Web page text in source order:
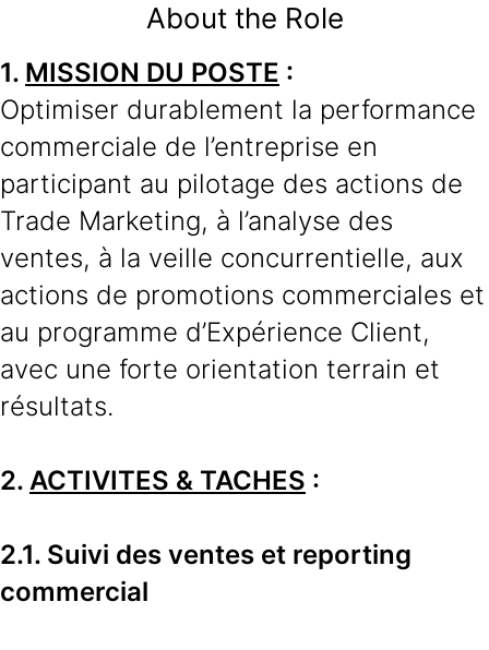
About the Role
1. MISSION DU POSTE :
Optimiser durablement la performance
commerciale de l’entreprise en
participant au pilotage des actions de
Trade Marketing, à l’analyse des
ventes, à la veille concurrentielle, aux
actions de promotions commerciales et
au programme d’Expérience Client,
avec une forte orientation terrain et
résultats.
2. ACTIVITES & TACHES :
2.1. Suivi des ventes et reporting
commercial